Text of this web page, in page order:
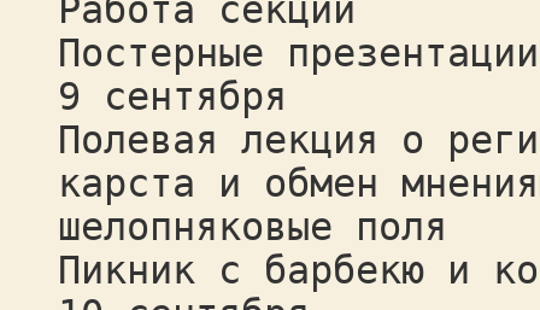
Работа секций
Постерные презентации
9 сентября
Полевая лекция о
карста и обмен
шелопняковые поля
Пикник с барбекю и